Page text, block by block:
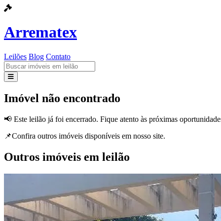
Arrematex
Leilões Blog Contato
Leilões
Contato
Imóvel não encontrado
📢 Este leilão já foi encerrado. Fique atento às próximas
📌Confira outros imóveis disponíveis em nosso site.
Outros imóveis em leilão